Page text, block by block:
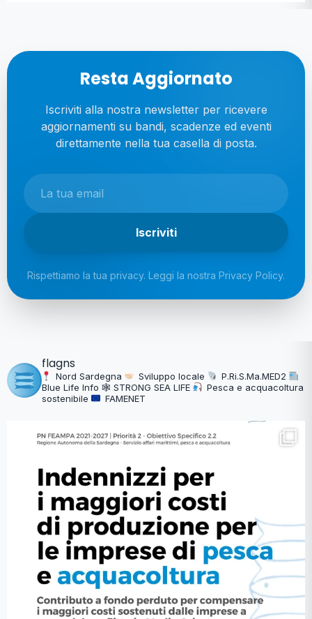
Resta Aggiornato
Iscriviti alla nostra newsletter per ricevere
aggiornamenti su bandi, scadenze ed eventi
direttamente nella tua casella di posta.
Iscriviti
Rispettiamo la tua privacy. Leggi la nostra Privacy Policy.
flagns
Nord Sardegna Sviluppo locale
P.Ri.S.Ma.MED2
Blue Life Info 🕸 STRONG SEA LIFE
Pesca e acquacoltura
sostenibile
FAMENET